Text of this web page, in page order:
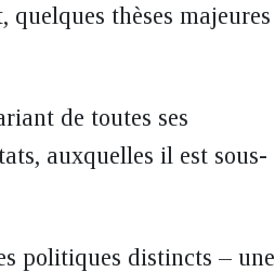
quelques thèses majeures
de toutes ses
auxquelles il est sous-
politiques distincts – une